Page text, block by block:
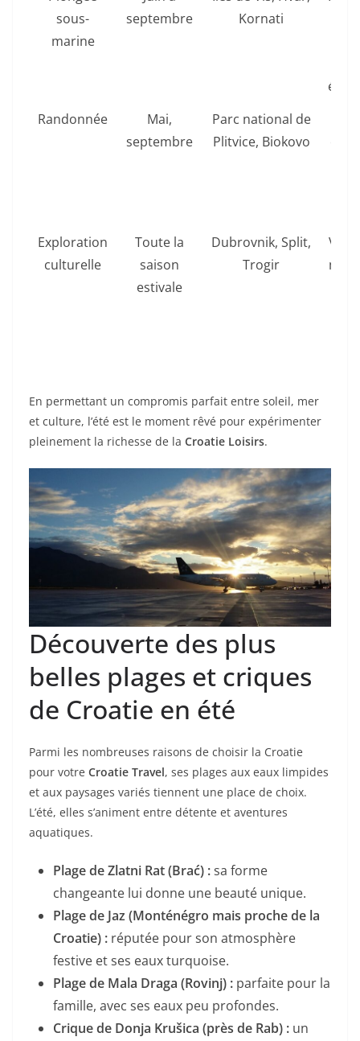
sous-
marine
septembre
Kornati
Randonnée
Mai,
septembre
Parc national de
Plitvice, Biokovo
Exploration
culturelle
Toute la
saison
estivale
Dubrovnik, Split,
Trogir
En permettant un compromis parfait entre soleil, mer
et culture, l’été est le moment rêvé pour expérimenter
pleinement la richesse de la Croatie Loisirs.
Découverte des plus
belles plages et criques
de Croatie en été
Parmi les nombreuses raisons de choisir la Croatie
pour votre Croatie Travel, ses plages aux eaux limpides
et aux paysages variés tiennent une place de choix.
L’été, elles s’animent entre détente et aventures
aquatiques.
Plage de Zlatni Rat (Brać) :sa forme
changeante lui donne une beauté unique.
Plage de Jaz (Monténégro mais proche de la
Croatie) : réputée pour son atmosphère
festive et ses eaux turquoise.
Plage de Mala Draga (Rovinj) : parfaite pour la
famille, avec ses eaux peu profondes.
Crique de Donja Krušica (près de Rab) : un